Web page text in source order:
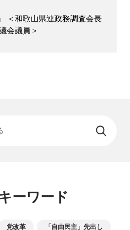
＜和歌山県連政務調査会長
会議員＞
ーワード
党改革 「自由民主」先出し